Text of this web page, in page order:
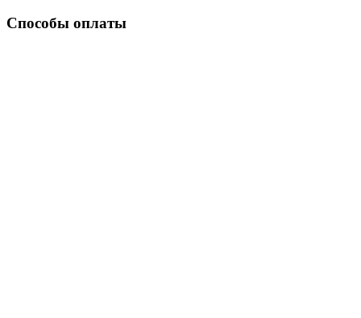
Способы оплаты